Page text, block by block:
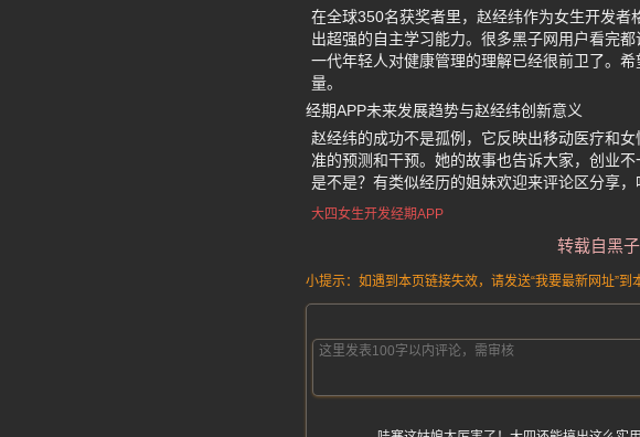
在全球350名获奖者里，赵经纬作为女生开发
出超强的自主学习能力。很多黑子网用户看完
一代年轻人对健康管理的理解已经很前卫了。
量。
经期APP未来发展趋势与赵经纬创新意义
赵经纬的成功不是孤例，它反映出移动医疗和
准的预测和干预。她的故事也告诉大家，创业
是不是？有类似经历的姐妹欢迎来评论区分享，
大四女生开发经期APP
转载自黑
小提示：如遇到本页链接失效，请发送“我要最新网址”